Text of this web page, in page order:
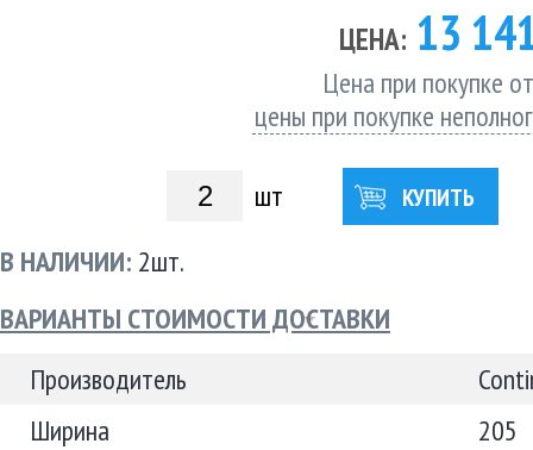
ЦЕНА: 13
Цена при покупке
цены при покупке
шт КУПИТЬ
В НАЛИЧИИ: 2шт.
ВАРИАНТЫ СТОИМОСТИ ДОСТАВКИ
Производитель
Ширина
205